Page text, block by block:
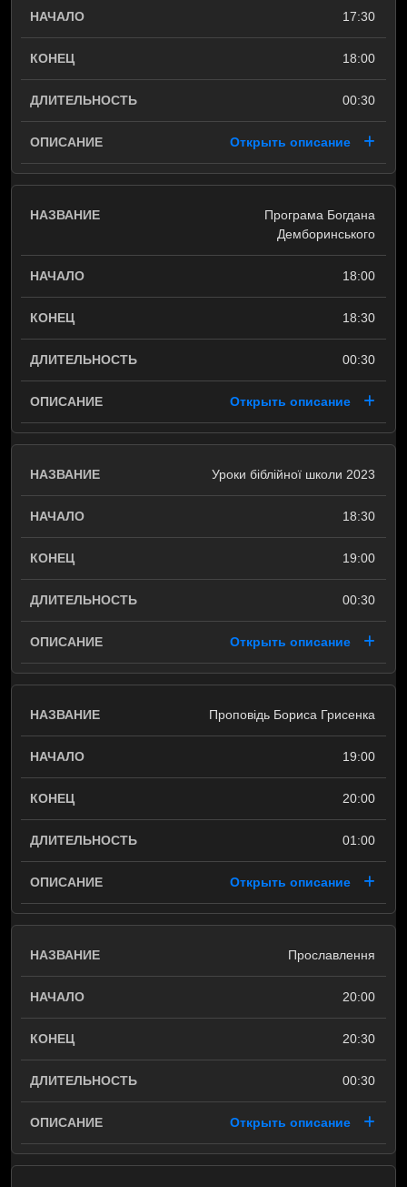
17:30
18:00
00:30
Открыть описание
Програма Богдана
Демборинського
18:00
18:30
00:30
Открыть описание
Уроки біблійної школи 2023
18:30
19:00
00:30
Открыть описание
Проповідь Бориса Грисенка
19:00
20:00
01:00
Открыть описание
Прославлення
20:00
20:30
00:30
Открыть описание